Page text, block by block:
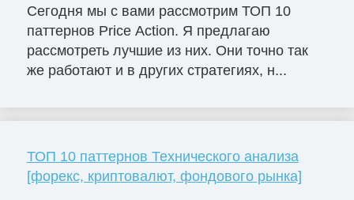
Сегодня мы с вами рассмотрим ТОП 10
паттернов Price Action. Я предлагаю
рассмотреть лучшие из них. Они точно так
же работают и в других стратегиях, н...
ТОП 10 паттернов Технического анализа
[форекс, криптовалют, фондового рынка]